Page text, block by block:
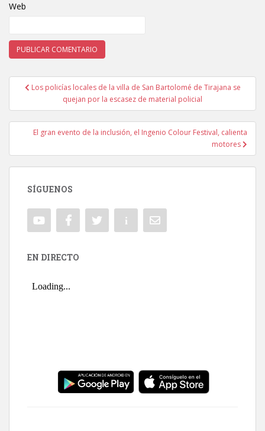
Web
Navegación de entradas
Los policías locales de la villa de San Bartolomé de Tirajana se
quejan por la escasez de material policial
El gran evento de la inclusión, el Ingenio Colour Festival, calienta
motores
SÍGUENOS
EN DIRECTO